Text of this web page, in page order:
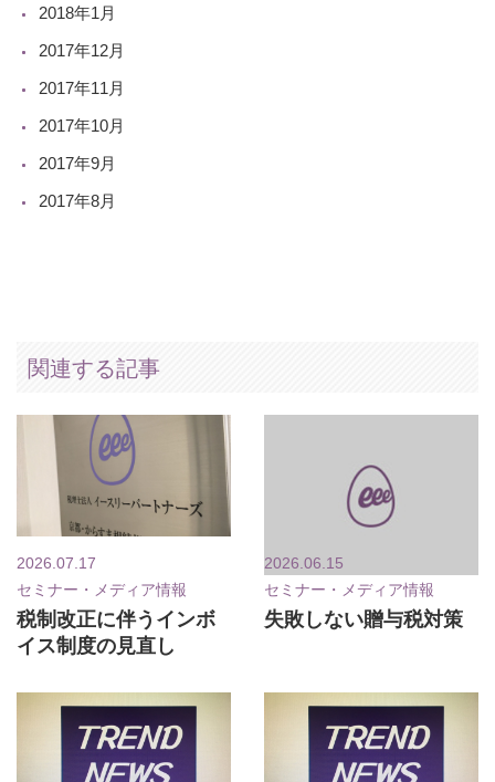
2018年1月
2017年12月
2017年11月
2017年10月
2017年9月
2017年8月
関連する記事
2026.07.17
セミナー・メディア情報
税制改正に伴うインボ
イス制度の見直し
2026.06.15
セミナー・メディア情報
失敗しない贈与税対策